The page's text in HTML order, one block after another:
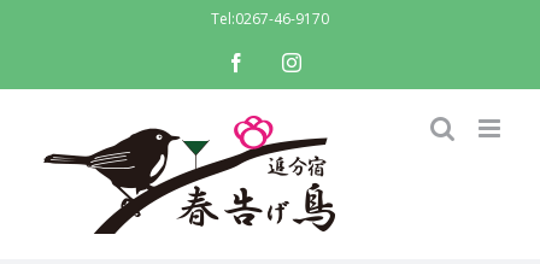
content
Tel:0267-46-9170
facebookinstagram